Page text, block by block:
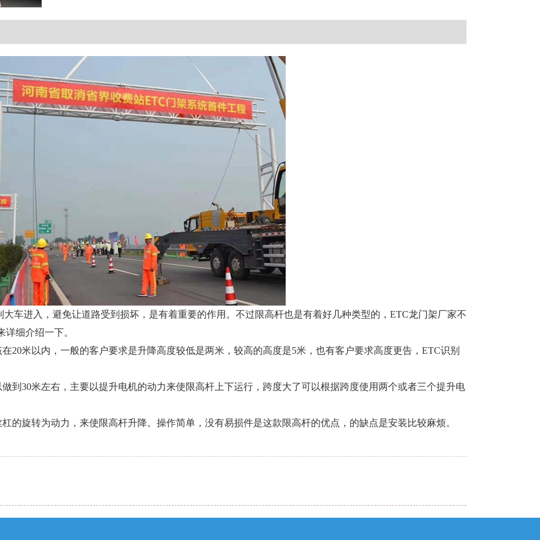
车进入，避免让道路受到损坏，是有着重要的作用。不过限高杆也是有着好几种类型的，ETC龙门架厂家不
细介绍一下。
20米以内，一般的客户要求是升降高度较低是两米，较高的高度是5米，也有客户要求高度更告，ETC识别
到30米左右，主要以提升电机的动力来使限高杆上下运行，跨度大了可以根据跨度使用两个或者三个提升电
的旋转为动力，来使限高杆升降。操作简单，没有易损件是这款限高杆的优点，的缺点是安装比较麻烦。